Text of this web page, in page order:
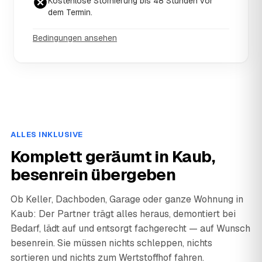
dem Termin.
Bedingungen ansehen
ALLES INKLUSIVE
Komplett geräumt in Kaub,
besenrein übergeben
Ob Keller, Dachboden, Garage oder ganze Wohnung in
Kaub: Der Partner trägt alles heraus, demontiert bei
Bedarf, lädt auf und entsorgt fachgerecht — auf Wunsch
besenrein. Sie müssen nichts schleppen, nichts
sortieren und nichts zum Wertstoffhof fahren.